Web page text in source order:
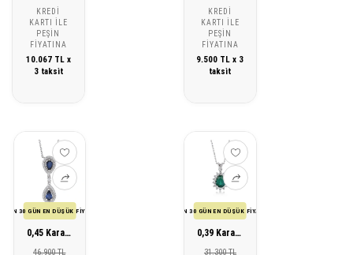
KREDI
KARTI ILE
PEŞIN
FIYATINA
10.067 TL x
3 taksit
KREDI
KARTI ILE
PEŞIN
FIYATINA
9.500 TL x 3
taksit
SON 30 GÜN EN DÜŞÜK FİYATI
0,45 Karat Pırlanta Safir Kolye
46.900 TL
SON 30 GÜN EN DÜŞÜK FİYATI
0,39 Karat Pırlanta Zümrüt Kolye
31.300 TL